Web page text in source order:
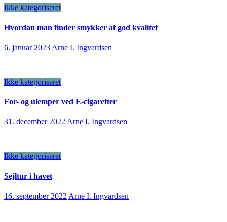
Ikke kategoriseret
Hvordan man finder smykker af god kvalitet
6. januar 2023 Arne I. Ingvardsen
Ikke kategoriseret
For- og ulemper ved E-cigaretter
31. december 2022 Arne I. Ingvardsen
Ikke kategoriseret
Sejltur i havet
16. september 2022 Arne I. Ingvardsen